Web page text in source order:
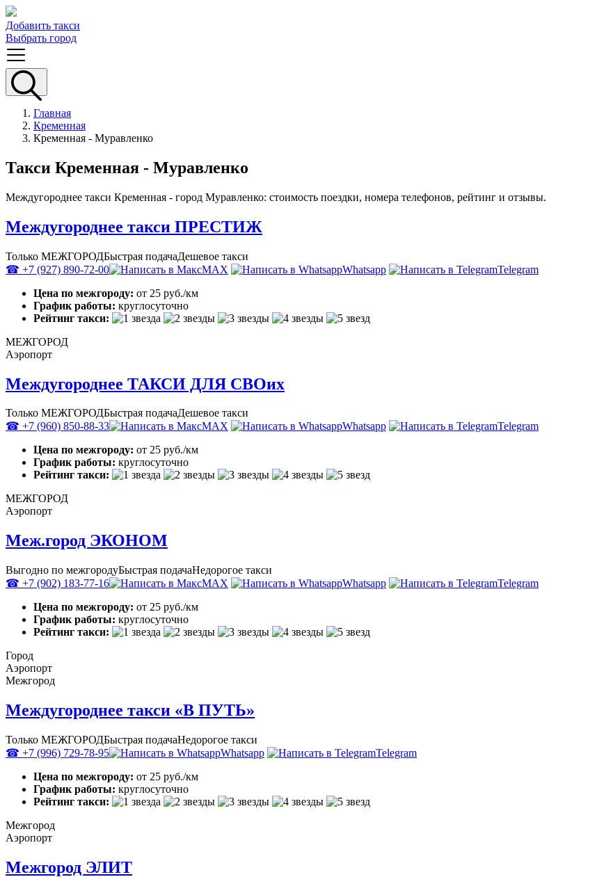
Добавить такси
Выбрать город
Главная
Кременная
Кременная - Муравленко
Такси Кременная - Муравленко
Междугороднее такси Кременная - город Муравленко: стоимость поездки, номера телефонов, рейтинг и отзывы.
Междугороднее такси ПРЕСТИЖ
Только МЕЖГОРОДБыстрая подачаДешевое такси
☎ +7 (927) 890-72-00
MAX Whatsapp
Telegram
Цена по межгороду: от 25 руб./км
График работы: круглосуточно
Рейтинг такси:
МЕЖГОРОД
Аэропорт
Междугороднее ТАКСИ ДЛЯ СВОих
Только МЕЖГОРОДБыстрая подачаДешевое такси
☎ +7 (960) 850-88-33
MAX Whatsapp
Telegram
Цена по межгороду: от 25 руб./км
График работы: круглосуточно
Рейтинг такси:
МЕЖГОРОД
Аэропорт
Меж.город ЭКОНОМ
Выгодно по межгородуБыстрая подачаНедорогое такси
☎ +7 (902) 183-77-16
MAX Whatsapp
Telegram
Цена по межгороду: от 25 руб./км
График работы: круглосуточно
Рейтинг такси:
Город
Аэропорт
Межгород
Междугороднее такси «В ПУТЬ»
Только МЕЖГОРОДБыстрая подачаНедорогое такси
☎ +7 (996) 729-78-95
Whatsapp
Telegram
Цена по межгороду: от 25 руб./км
График работы: круглосуточно
Рейтинг такси:
Межгород
Аэропорт
Межгород ЭЛИТ